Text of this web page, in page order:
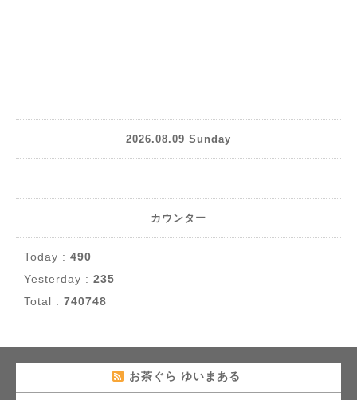
2026.08.09 Sunday
カウンター
Today : 490
Yesterday : 235
Total : 740748
お茶ぐら ゆいまある